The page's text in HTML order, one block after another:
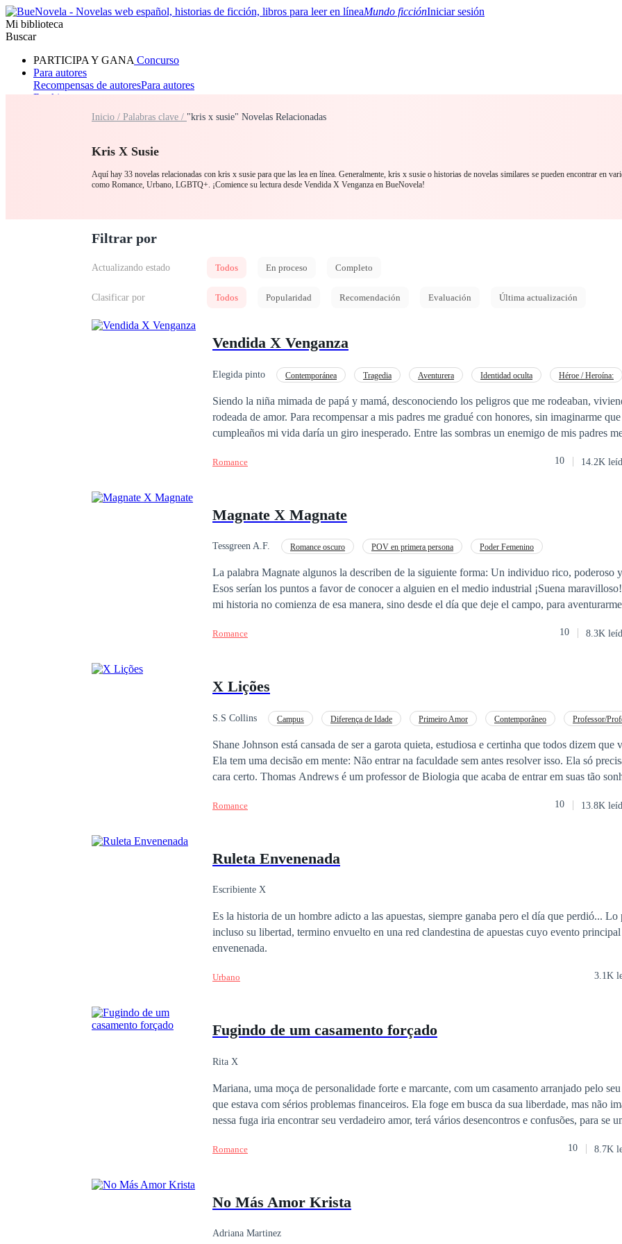
Mundo ficciónIniciar sesión
Mi biblioteca
Buscar
PARTICIPA Y GANA Concurso
Para autores
Recompensas de autoresPara autores
Ranking
RomanceHombre lobo
Inicio / Palabras clave / "kris x susie" Novelas Relacionadas
Kris X Susie
Aquí hay 33 novelas relacionadas con kris x susie para que las lea en línea. Generalmente, kris x susie o historias de novelas similares se pueden encontrar en
como Romance, Urbano, LGBTQ+. ¡Comience su lectura desde Vendida X Venganza en BueNovela!
Filtrar por
Actualizando estado Todos En proceso Completo
Clasificar por Todos Popularidad Recomendación Evaluación Última actualización
Vendida X Venganza
Elegida pinto Contemporánea Tragedia Aventurera Identidad oculta
Héroe / Heroína:
Siendo la niña mimada de papá y mamá, desconociendo los peligros que me rodeaban,
rodeada de amor. Para recompensar a mis padres me gradué con honores, sin imaginarme
cumpleaños mi vida daría un giro inesperado. Entre las sombras un enemigo de mis padres
enemiga, fui raptada y llevada a un país desconocido para mí, viví los horrores que mi vista
chica inocente y pura jamás se le ha cruzado por la cabeza. ¿Quieres saber cómo me aferre a
invito a que conozcas mi historia, soy la hija de Vicky y Nelson Morris, es la continuación de
Romance 10 14.2K
Magnate X Magnate
Tessgreen A.F. Romance oscuro POV en primera persona Poder Femenino
La palabra Magnate algunos la describen de la siguiente forma: Un individuo rico, poderoso
Esos serían los puntos a favor de conocer a alguien en el medio industrial ¡Suena
mi historia no comienza de esa manera, sino desde el día que deje el campo, para
hermoso parecer siendo los mismos dueños de diferentes edificios, cada uno rival del otro en
Romance 10 8.3K
X Lições
S.S Collins Campus Diferença de Idade Primeiro Amor Contemporâneo
Professor/
Shane Johnson está cansada de ser a garota quieta, estudiosa e certinha que todos dizem que
Ela tem uma decisão em mente: Não entrar na faculdade sem antes resolver isso. Ela só
cara certo. Thomas Andrews é um professor de Biologia que acaba de entrar em suas tão sonhadas férias logo
caminho dos dois se cruzam e Shane fará uma proposta no mínimo irrecusável a Thomas.
Romance 10 13.8K
Ruleta Envenenada
Escribiente X
Es la historia de un hombre adicto a las apuestas, siempre ganaba pero el día que perdió...
incluso su libertad, termino envuelto en una red clandestina de apuestas cuyo evento
envenenada.
Urbano 3.1K
Fugindo de um casamento forçado
Rita X
Mariana, uma moça de personalidade forte e marcante, com um casamento arranjado pelo
que estava com sérios problemas financeiros. Ela foge em busca da sua liberdade, mas não
nessa fuga iria encontrar seu verdadeiro amor, terá vários desencontros e confusões, para se
empresa, mesmo que para isso tivesse que sacrificar sua filha. Era uma questão de honra para
Romance 10 8.7K
No Más Amor Krista
Adriana Martinez